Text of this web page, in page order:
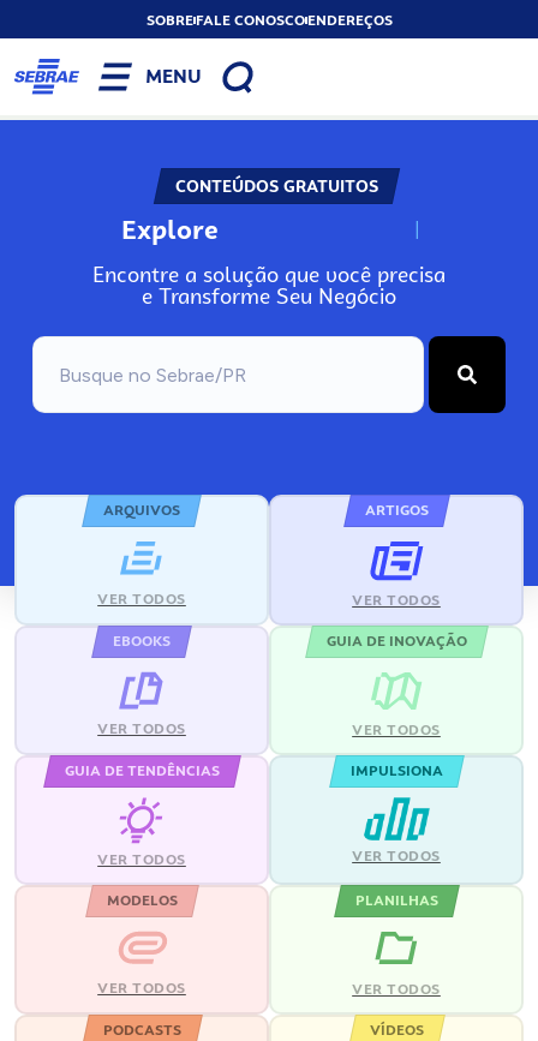
SOBREFALE CONOSCOENDEREÇOS
MENU
CONTEÚDOS GRATUITOS
Explore N
Encontre a solução que você precisa
e Transforme Seu Negócio
ARQUIVOS
VER TODOS
ARTIGOS
VER TODOS
EBOOKS
VER TODOS
GUIA DE INOVAÇÃO
VER TODOS
GUIA DE TENDÊNCIAS
VER TODOS
IMPULSIONA
VER TODOS
MODELOS
VER TODOS
PLANILHAS
VER TODOS
PODCASTS VÍDEOS